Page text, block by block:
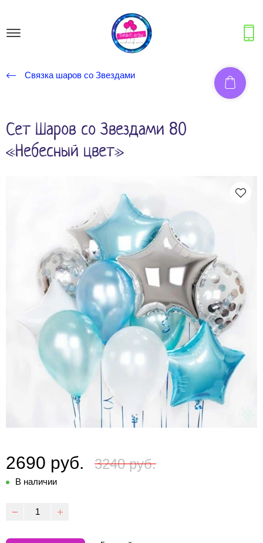
Связка шаров со Звездами
Сет Шаров со Звездами 80
«Небесный цвет»
2690 руб. 3240 руб.
В наличии